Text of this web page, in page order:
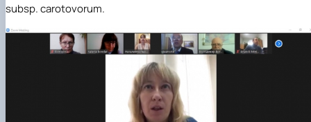
subsp. carotovorum.